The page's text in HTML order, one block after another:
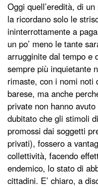
Oggi quell’eredità, di
la ricordano solo le
ininterrottamente a
un po’ meno le tante
arrugginite dal tempo e
sempre più inquietante
rimaste, con i nomi noti
barese, ma anche
private non hanno
dubitato che gli stimoli
promossi dai soggetti
privati), fossero a
collettività, facendo
endemico, lo stato di
cittadini. E’ chiaro, a